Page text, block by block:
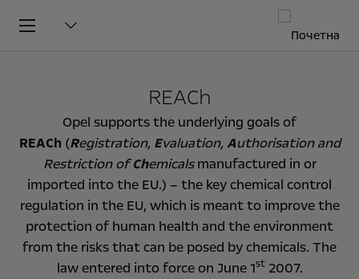
REACh
Opel supports the underlying goals of
REACh (Registration, Evaluation,Authorisation and
Restriction ofChemicalsmanufactured in or
imported into the EU.) – the key chemical control
regulation in the EU, which is meant to improve the
protection of human health and the environment
from the risks that can be posed by chemicals. The
law entered into force on June 1st2007.